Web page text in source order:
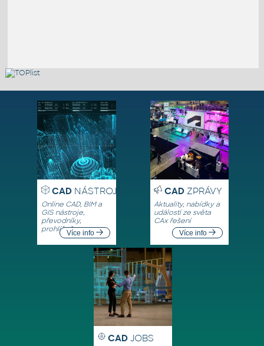
CADNÁSTROJE
Online CAD, BIM a
GIS nástroje,
převodníky,
prohlížečeVíce info
CADZPRÁVY
Aktuality, nabídky a
události ze světa
CAx řešení
Více info
CAD JOBS